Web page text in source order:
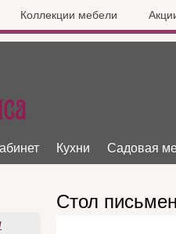
Коллекции мебели
Кухни Садовая
Стол